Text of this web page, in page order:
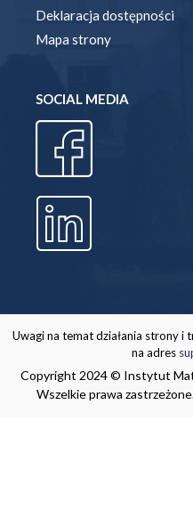
Deklaracja dostępności
Mapa strony
SOCIAL MEDIA
Uwagi na temat działania strony i
na adres
Copyright 2024 © Instytut
Wszelkie prawa